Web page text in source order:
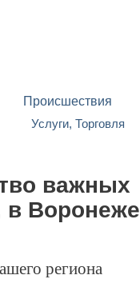
Происшествия
Услуги, Торговля
важных
в Воронеже
региона